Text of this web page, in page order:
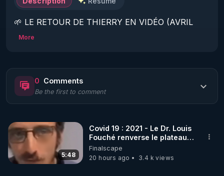
🌱 LE RETOUR DE THIERRY EN VIDÉO (AVRIL
2022)!
https://www.rgnr.fr/presentation.html
🌱 LE MAGAZINE RÉGÉNÈRE
🌱 LA BOUTIQUE DU MAGAZINE
Pour obtenir les anciens numéros que vous avez
More
0 Comments
Be the first to comment
5:48
Covid 19 : 2021 - Le Dr. Louis
Fouché renverse le plateau
de CNews !
Finalscape
20 hours ago
3.4 k views